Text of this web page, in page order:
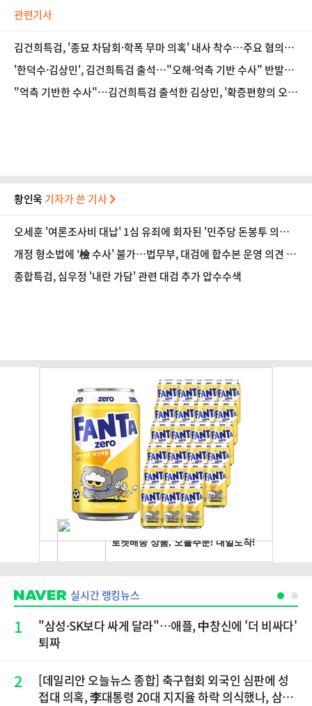
관련기사
김건희특검, '종묘 차담회·학폭 무마 의혹' 내사 착수…주요 혐의
외 수사 확대
'한덕수·김상민', 김건희특검 출석…"오해·억측 기반 수사" 반발
도 (종합)
"억측 기반한 수사"…김건희특검 출석한 김상민, '확증편향의 오
황인욱 기자가 쓴 기사
오세훈 '여론조사비 대납' 1심 유죄에 회자된 '민주당 돈봉투 의
혹'…왜?
개정 형소법에 '檢 수사' 불가…법무부, 대검에 합수본 운영 의견 조
회
종합특검, 심우정 '내란 가담' 관련 대검 추가 압수수색
실시간 랭킹뉴스
1
"삼성·SK보다 싸게 달라"…애플, 中창신에 '더 비싸다'
퇴짜
2
[데일리안 오늘뉴스 종합] 축구협회 외국인 심판에 성
접대 의혹, 李대통령 20대 지지율 하락 의식했나, 삼전